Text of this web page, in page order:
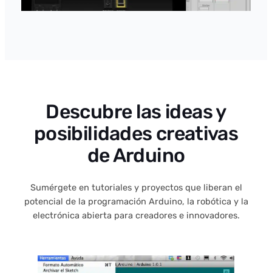
Descubre las ideas y
posibilidades creativas
de Arduino
Sumérgete en tutoriales y proyectos que liberan el
potencial de la programación Arduino, la robótica y la
electrónica abierta para creadores e innovadores.